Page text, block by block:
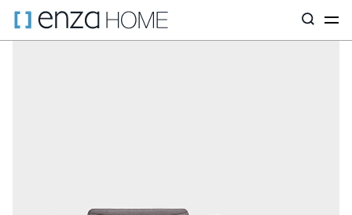
Главная страница Мебель для подростков Кровати и